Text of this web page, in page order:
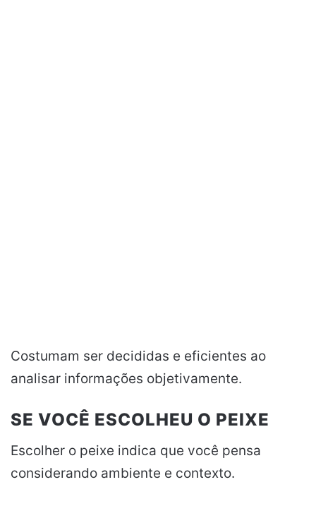
Costumam ser decididas e eficientes ao
analisar informações objetivamente.
SE VOCÊ ESCOLHEU O PEIXE
Escolher o peixe indica que você pensa
considerando ambiente e contexto.